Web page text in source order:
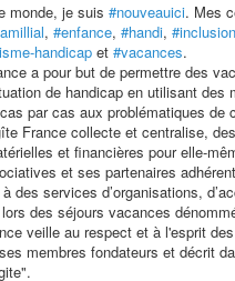
monde, je suis #nouveauici. Mes
, #enfance, #handi, #inclusion
handicap et #vacances.
a pour but de permettre des
de handicap en utilisant des
par cas aux problématiques de
France collecte et centralise,
et financières pour elle-
et ses partenaires
des services d’organisations,
des séjours vacances
veille au respect et à l'esprit
membres fondateurs et décrit